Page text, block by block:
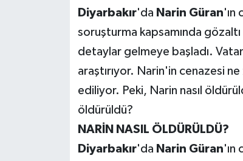
Diyarbakır'da Narin Güran'ın
soruşturma kapsamında
detaylar gelmeye başladı.
araştırıyor. Narin'in cenazesi ne
ediliyor. Peki, Narin nasıl
öldürüldü?
NARİN NASIL ÖLDÜRÜLDÜ?
Diyarbakır'da Narin Güran'ın
Teknoloji
KAHRAMANMARAŞ